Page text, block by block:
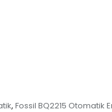
, Fossil BQ2215 Otomatik